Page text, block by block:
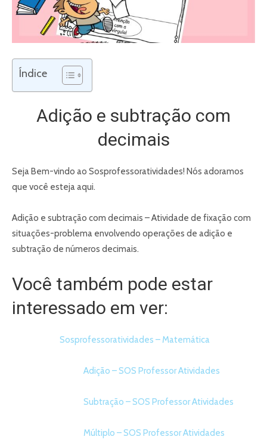
Índice
Adição e subtração com
decimais
Seja Bem-vindo ao Sosprofessoratividades! Nós adoramos
que você esteja aqui.
Adição e subtração com decimais – Atividade de fixação com
situações-problema envolvendo operações de adição e
subtração de números decimais.
Você também pode estar
interessado em ver:
Sosprofessoratividades – Matemática
Adição – SOS Professor Atividades
Subtração – SOS Professor Atividades
Múltiplo – SOS Professor Atividades